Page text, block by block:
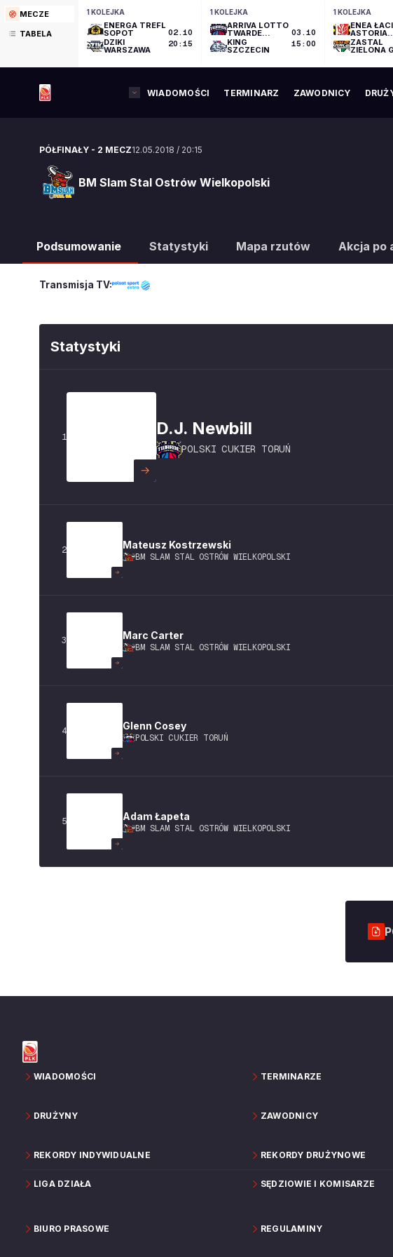
MECZE
TABELA
1 KOLEJKA
ENERGA TREFL
SOPOT
DZIKI
WARSZAWA
02.10
20:15
1 KOLEJKA
ARRIVA LOTTO
TWARDE
PIERNIKI
TORUŃ
KING
SZCZECIN
03.10
15:00
1 KOLEJKA
ENEA
ASTORIA
ZASTAL
ZIELONA
WIADOMOŚCI TERMINARZ ZAWODNICY
PÓŁFINAŁY - 2 MECZ12.05.2018 / 20:15
BM Slam Stal Ostrów Wielkopolski
Podsumowanie Statystyki Mapa rzutów Akcja po
Transmisja TV:
Statystyki
1 D.J. Newbill
POLSKI CUKIER TORUŃ
2 Mateusz Kostrzewski
BM SLAM STAL OSTRÓW WIELKOPOLSKI
3 Marc Carter
BM SLAM STAL OSTRÓW WIELKOPOLSKI
4 Glenn Cosey
POLSKI CUKIER TORUŃ
5 Adam Łapeta
BM SLAM STAL OSTRÓW WIELKOPOLSKI
WIADOMOŚCI TERMINARZE
DRUŻYNY ZAWODNICY
REKORDY INDYWIDUALNE REKORDY DRUŻYNOWE
LIGA DZIAŁA SĘDZIOWIE I KOMISARZE
BIURO PRASOWE REGULAMINY